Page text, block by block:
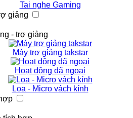
Tai nghe Gaming
giảng
- trợ giảng
Máy trợ giảng takstar
Hoạt động dã ngoại
Loa - Micro vách kính